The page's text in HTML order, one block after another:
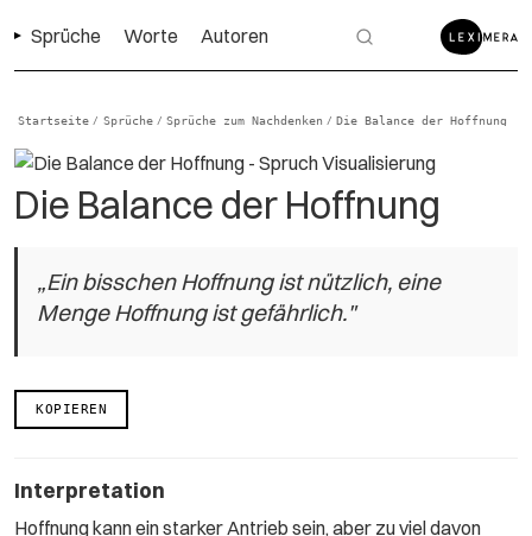
Sprüche Worte Autoren
Startseite / Sprüche / Sprüche zum Nachdenken / Die Balance der Hoffnung
Die Balance der Hoffnung
„Ein bisschen Hoffnung ist nützlich, eine
Menge Hoffnung ist gefährlich."
KOPIEREN
Interpretation
Hoffnung kann ein starker Antrieb sein, aber zu viel davon